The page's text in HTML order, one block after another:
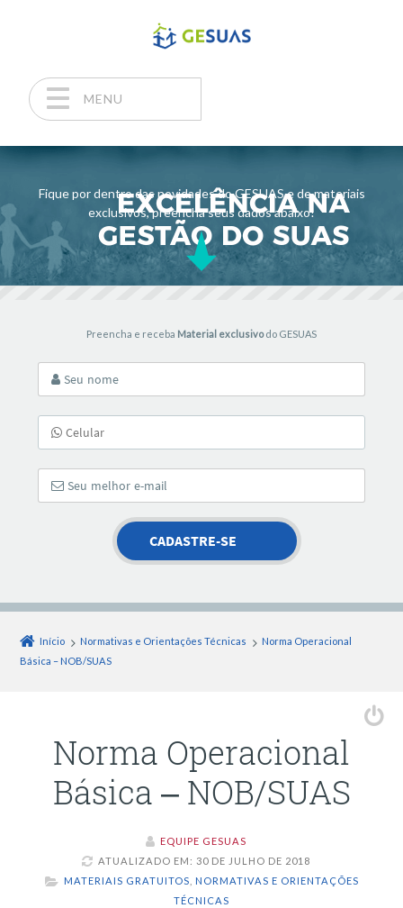
MENU
Fique por dentro das novidades do GESUAS e de materiais
exclusivos, preencha seus dados abaixo!
Preencha e receba Material exclusivodo GESUAS
Início Normativas e Orientações Técnicas
Norma Operacional
Básica – NOB/SUAS
Norma Operacional
Básica – NOB/SUAS
EQUIPE GESUAS
ATUALIZADO EM: 30 DE JULHO DE 2018
MATERIAIS GRATUITOS
NORMATIVAS E ORIENTAÇÕES
TÉCNICAS